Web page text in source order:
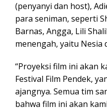
(penyanyi dan host),
para seniman, seperti
Barnas, Angga, Lili
menengah, yaitu Nesia
“Proyeksi film ini akan
Festival Film Pendek,
ajangnya. Semua tim
bahwa film ini akan